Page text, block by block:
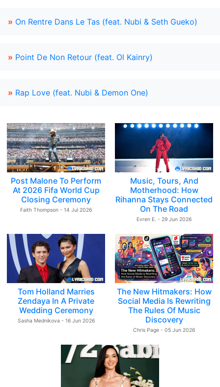
» On Rentre Dans Le Tas (feat. Nubi & Seth Gueko)
» Point De Non Retour (feat. Ol Kainry)
» Rap Love (feat. Nubi & Demon One)
Post Malone To Perform
At 2026 Fifa World Cup
Closing Ceremony
Faith Thompson - 14 Jul 2026
Music, Tours, And
Motherhood: How
Rihanna Stays Connected
On The Road
Evren E. - 29 Jun 2026
Tom Holland Marries
Zendaya In A Private
Wedding Ceremony
Sasha Mednikova - 16 Jun 2026
The New Hitmakers: How
Social Media Is Rewriting
The Rules Of Music
Discovery
Chris Page - 05 Jun 2026